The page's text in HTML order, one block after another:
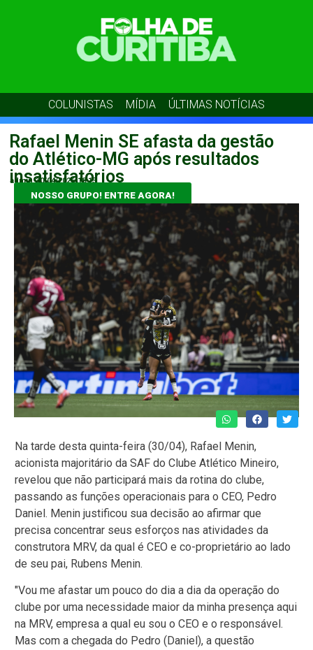
COLUNISTAS MÍDIA ÚLTIMAS NOTÍCIAS
Rafael Menin SE afasta da gestão
do Atlético-MG após resultados
insatisfatórios
admin 30/04/2026 18:15
NOSSO GRUPO! ENTRE AGORA!
Na tarde desta quinta-feira (30/04), Rafael Menin,
acionista majoritário da SAF do Clube Atlético Mineiro,
revelou que não participará mais da rotina do clube,
passando as funções operacionais para o CEO, Pedro
Daniel. Menin justificou sua decisão ao afirmar que
precisa concentrar seus esforços nas atividades da
construtora MRV, da qual é CEO e co-proprietário ao lado
de seu pai, Rubens Menin.
"Vou me afastar um pouco do dia a dia da operação do
clube por uma necessidade maior da minha presença aqui
na MRV, empresa a qual eu sou o CEO e o responsável.
Mas com a chegada do Pedro (Daniel), a questão